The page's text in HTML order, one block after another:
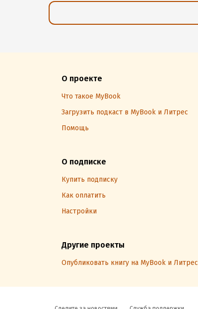
О проекте
Что такое MyBook
Загрузить подкаст в MyBook и Литрес
Помощь
О подписке
Купить подписку
Как оплатить
Настройки
Другие проекты
Опубликовать книгу на MyBook и Литрес